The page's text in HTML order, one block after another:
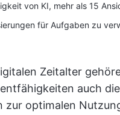
von KI, mehr als 15
für Aufgaben zu
Zeitalter
auch
zur optimalen